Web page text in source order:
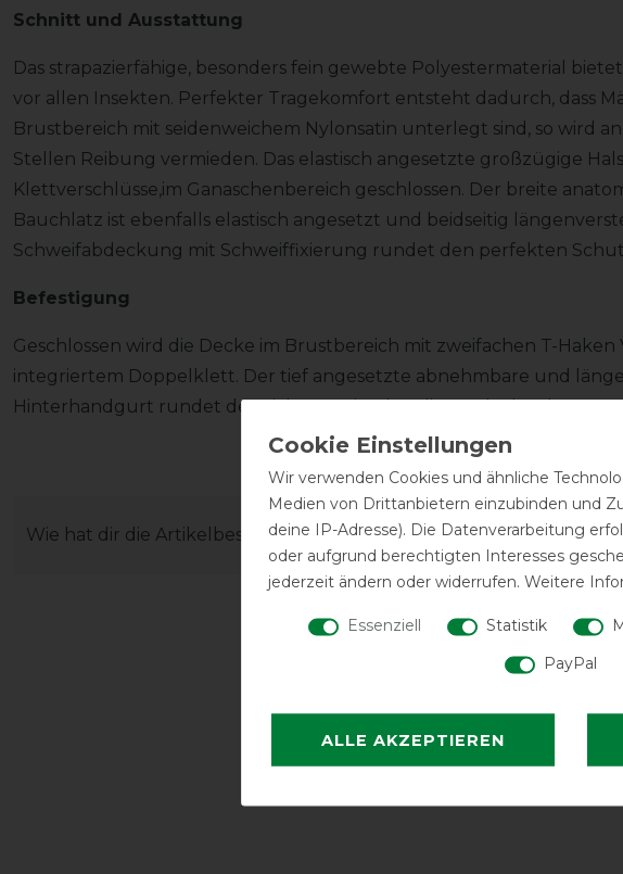
Schnitt und Ausstattung
Das strapazierfähige, besonders fein gewebte Polyestermaterial
vor allen Insekten. Perfekter Tragekomfort entsteht dadurch, dass
Brustbereich mit seidenweichem Nylonsatin unterlegt sind, so wird
Stellen Reibung vermieden. Das elastisch angesetzte großzügige
Klettverschlüsse,im Ganaschenbereich geschlossen. Der breite
Bauchlatz ist ebenfalls elastisch angesetzt und beidseitig
Schweifabdeckung mit Schweiffixierung rundet den perfekten
Befestigung
Geschlossen wird die Decke im Brustbereich mit zweifachen T-Haken
integriertem Doppelklett. Der tief angesetzte abnehmbare und
Hinterhandgurt rundet den sicheren Sitz der Fliegendecke ab.
Wie hat dir die Artikelbeschreibung gefallen?
Wir verwenden Cookies und ähnliche
Medien von Drittanbietern einzubinden und
deine IP-Adresse). Die Datenverarbeitung
oder aufgrund berechtigten Interesses
jederzeit ändern oder widerrufen. Weitere
Essenziell Statistik
PayPal
ALLE AKZEPTIEREN